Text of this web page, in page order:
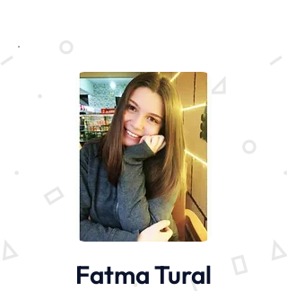
Fatma Tural